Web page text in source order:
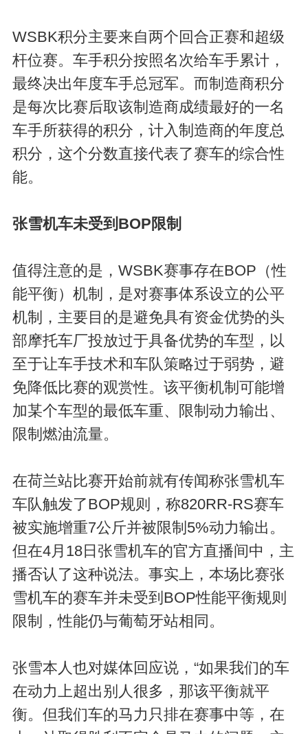
WSBK积分主要来自两个回合正赛和超级
杆位赛。车手积分按照名次给车手累计，
最终决出年度车手总冠军。而制造商积分
是每次比赛后取该制造商成绩最好的一名
车手所获得的积分，计入制造商的年度总
积分，这个分数直接代表了赛车的综合性
能。
张雪机车未受到BOP限制
值得注意的是，WSBK赛事存在BOP（性
能平衡）机制，是对赛事体系设立的公平
机制，主要目的是避免具有资金优势的头
部摩托车厂投放过于具备优势的车型，以
至于让车手技术和车队策略过于弱势，避
免降低比赛的观赏性。该平衡机制可能增
加某个车型的最低车重、限制动力输出、
限制燃油流量。
在荷兰站比赛开始前就有传闻称张雪机车
车队触发了BOP规则，称820RR-RS赛车
被实施增重7公斤并被限制5%动力输出。
但在4月18日张雪机车的官方直播间中，主
播否认了这种说法。事实上，本场比赛张
雪机车的赛车并未受到BOP性能平衡规则
限制，性能仍与葡萄牙站相同。
张雪本人也对媒体回应说，“如果我们的车
在动力上超出别人很多，那该平衡就平
衡。但我们车的马力只排在赛事中等，在